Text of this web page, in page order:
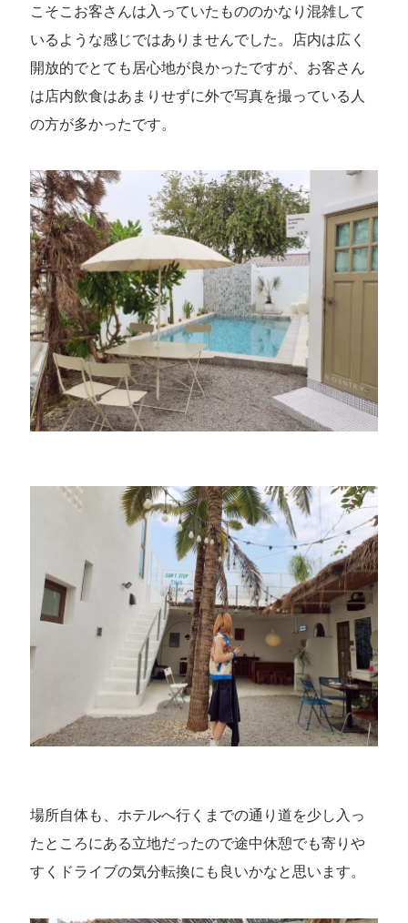
こそこお客さんは入っていたもののかなり混雑して
いるような感じではありませんでした。店内は広く
開放的でとても居心地が良かったですが、お客さん
は店内飲食はあまりせずに外で写真を撮っている人
の方が多かったです。
場所自体も、ホテルへ行くまでの通り道を少し入っ
たところにある立地だったので途中休憩でも寄りや
すくドライブの気分転換にも良いかなと思います。